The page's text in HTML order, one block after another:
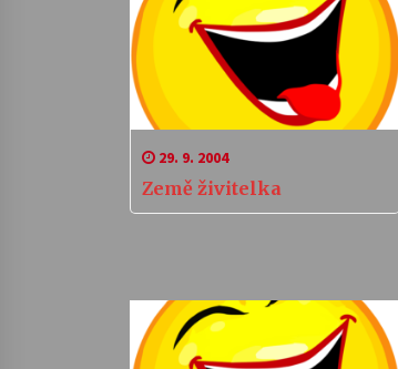
29. 9. 2004
Země živitelka